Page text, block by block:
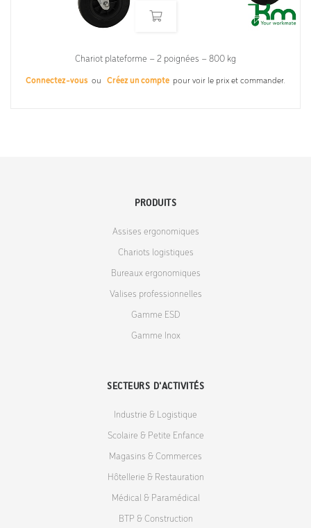
Chariot plateforme – 2 poignées – 800 kg
Connectez-vous ou Créez un compte pour voir le prix et commander.
PRODUITS
Assises ergonomiques
Chariots logistiques
Bureaux ergonomiques
Valises professionnelles
Gamme ESD
Gamme Inox
SECTEURS D'ACTIVITÉS
Industrie & Logistique
Scolaire & Petite Enfance
Magasins & Commerces
Hôtellerie & Restauration
Médical & Paramédical
BTP & Construction